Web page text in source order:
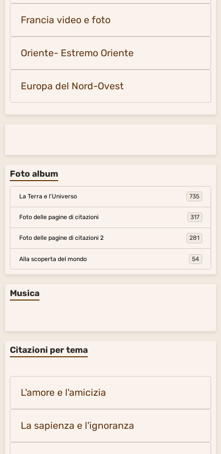
Francia video e foto
Oriente- Estremo Oriente
Europa del Nord-Ovest
Foto album
La Terra e l'Universo 735
Foto delle pagine di citazioni 317
Foto delle pagine di citazioni 2 281
Alla scoperta del mondo 54
Musica
Citazioni per tema
L'amore e l'amicizia
La sapienza e l'ignoranza